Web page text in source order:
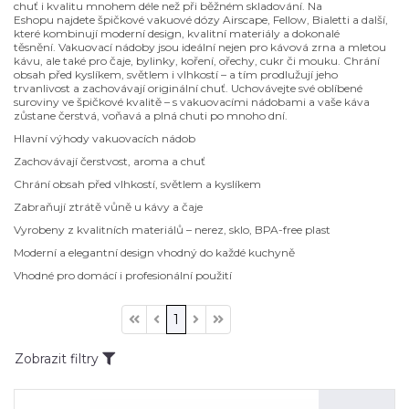
chuť i kvalitu mnohem déle než při běžném skladování. Na
Eshopu najdete špičkové vakuové dózy Airscape, Fellow, Bialetti a další,
které kombinují moderní design, kvalitní materiály a dokonalé
těsnění. Vakuovací nádoby jsou ideální nejen pro kávová zrna a mletou
kávu, ale také pro čaje, bylinky, koření, ořechy, cukr či mouku. Chrání
obsah před kyslíkem, světlem i vlhkostí – a tím prodlužují jeho
trvanlivost a zachovávají originální chuť. Uchovávejte své oblíbené
suroviny ve špičkové kvalitě – s vakuovacími nádobami a vaše káva
zůstane čerstvá, voňavá a plná chuti po mnoho dní.
Hlavní výhody vakuovacích nádob
Zachovávají čerstvost, aroma a chuť
Chrání obsah před vlhkostí, světlem a kyslíkem
Zabraňují ztrátě vůně u kávy a čaje
Vyrobeny z kvalitních materiálů – nerez, sklo, BPA-free plast
Moderní a elegantní design vhodný do každé kuchyně
Vhodné pro domácí i profesionální použití
1
Zobrazit filtry